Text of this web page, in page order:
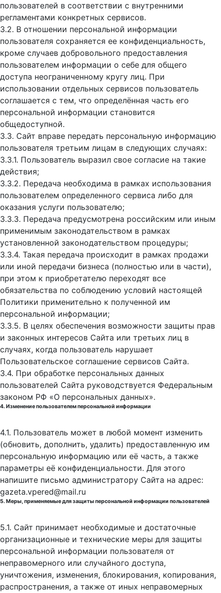
пользователей в соответствии с внутренними
регламентами конкретных сервисов.
3.2. В отношении персональной информации
пользователя сохраняется ее конфиденциальность,
кроме случаев добровольного предоставления
пользователем информации о себе для общего
доступа неограниченному кругу лиц. При
использовании отдельных сервисов пользователь
соглашается с тем, что определённая часть его
персональной информации становится
общедоступной.
3.3. Сайт вправе передать персональную информацию
пользователя третьим лицам в следующих случаях:
3.3.1. Пользователь выразил свое согласие на такие
действия;
3.3.2. Передача необходима в рамках использования
пользователем определенного сервиса либо для
оказания услуги пользователю;
3.3.3. Передача предусмотрена российским или иным
применимым законодательством в рамках
установленной законодательством процедуры;
3.3.4. Такая передача происходит в рамках продажи
или иной передачи бизнеса (полностью или в части),
при этом к приобретателю переходят все
обязательства по соблюдению условий настоящей
Политики применительно к полученной им
персональной информации;
3.3.5. В целях обеспечения возможности защиты прав
и законных интересов Сайта или третьих лиц в
случаях, когда пользователь нарушает
Пользовательское соглашение сервисов Сайта.
3.4. При обработке персональных данных
пользователей Сайта руководствуется Федеральным
законом РФ «О персональных данных».
4. Изменение пользователем персональной информации
4.1. Пользователь может в любой момент изменить
(обновить, дополнить, удалить) предоставленную им
персональную информацию или её часть, а также
параметры её конфиденциальности. Для этого
напишите письмо администратору Сайта на адрес:
gazeta.vpered@mail.ru
5. Меры, применяемые для защиты персональной информации пользователей
5.1. Сайт принимает необходимые и достаточные
организационные и технические меры для защиты
персональной информации пользователя от
неправомерного или случайного доступа,
уничтожения, изменения, блокирования, копирования,
распространения, а также от иных неправомерных